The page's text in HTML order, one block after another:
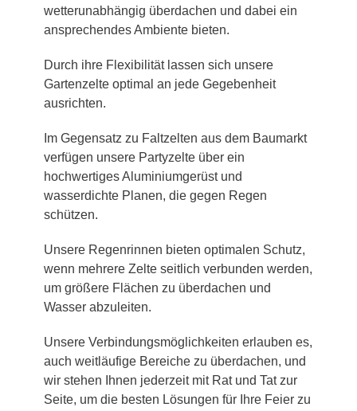
wetterunabhängig überdachen und dabei ein
ansprechendes Ambiente bieten.
Durch ihre Flexibilität lassen sich unsere
Gartenzelte optimal an jede Gegebenheit
ausrichten.
Im Gegensatz zu Faltzelten aus dem Baumarkt
verfügen unsere Partyzelte über ein
hochwertiges Aluminiumgerüst und
wasserdichte Planen, die gegen Regen
schützen.
Unsere Regenrinnen bieten optimalen Schutz,
wenn mehrere Zelte seitlich verbunden werden,
um größere Flächen zu überdachen und
Wasser abzuleiten.
Unsere Verbindungsmöglichkeiten erlauben es,
auch weitläufige Bereiche zu überdachen, und
wir stehen Ihnen jederzeit mit Rat und Tat zur
Seite, um die besten Lösungen für Ihre Feier zu